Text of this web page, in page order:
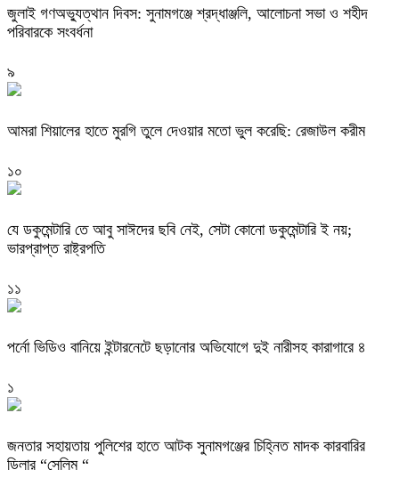
জুলাই গণঅভ্যুত্থান দিবস: সুনামগঞ্জে শ্রদ্ধাঞ্জলি, আলোচনা সভা ও শহীদ
পরিবারকে সংবর্ধনা
৯
‎আমরা শিয়ালের হাতে মুরগি তুলে দেওয়ার মতো ভুল করেছি: রেজাউল করীম
১০
যে ডকুমেন্টারি তে আবু সাঈদের ছবি নেই, সেটা কোনো ডকুমেন্টারি ই নয়;
ভারপ্রাপ্ত রাষ্ট্রপতি
১১
পর্নো ভিডিও বানিয়ে ইন্টারনেটে ছড়ানোর অভিযোগে দুই নারীসহ কারাগারে ৪
১
জনতার সহায়তায় পুলিশের হাতে আটক সুনামগঞ্জের চিহ্নিত মাদক কারবারির
ডিলার “সেলিম “